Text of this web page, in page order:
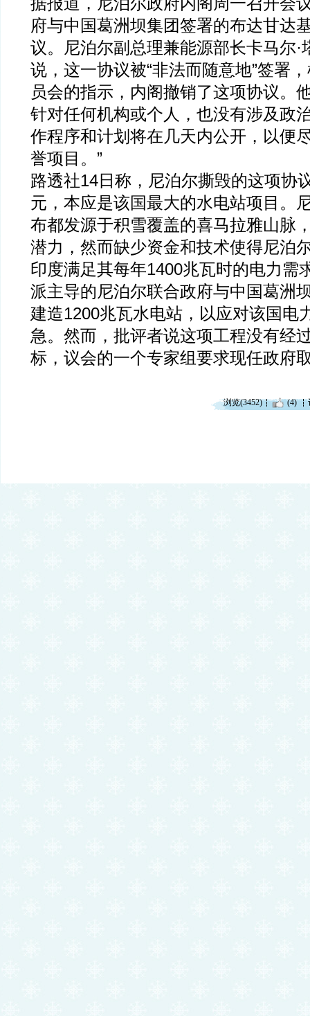
府与中国葛洲坝集团签署的布达甘达
议。尼泊尔副总理兼能源部长卡马尔·
说，这一协议被“非法而随意地”签署
员会的指示，内阁撤销了这项协议。
针对任何机构或个人，也没有涉及政
作程序和计划将在几天内公开，以便
誉项目。”
路透社14日称，尼泊尔撕毁的这项协
元，本应是该国最大的水电站项目。
布都发源于积雪覆盖的喜马拉雅山脉
潜力，然而缺少资金和技术使得尼泊
印度满足其每年1400兆瓦时的电力需
派主导的尼泊尔联合政府与中国葛洲
建造1200兆瓦水电站，以应对该国电
急。然而，批评者说这项工程没有经
标，议会的一个专家组要求现任政府
浏览(3452) (4)